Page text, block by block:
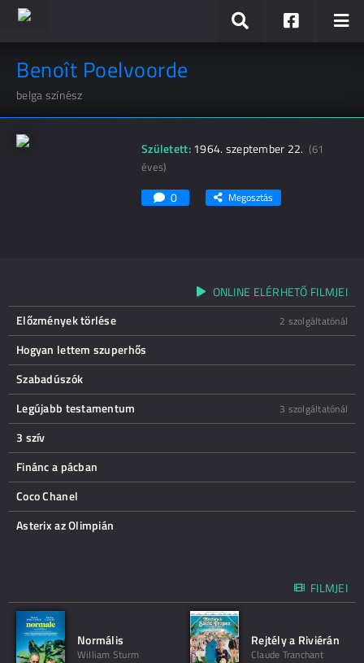
Benoît Poelvoorde
belga színész
Született:1964. szeptember 22.(61
éves)
0 Megosztás
ONLINE ELÉRHETŐ FILMJEI
Előzmények törlése
2 szolgáltatónál
Hogyan lettem szuperhős
Szabadúszók
Legújabb testamentum
3 szolgáltatónál
3 szív
Finánc a pácban
Coco Chanel
Asterix az Olimpián
FILMJEI
Normális
William Sturm
Rejtély a Riviérán
Claude Tranchant